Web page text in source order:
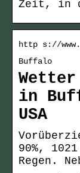
Zeit, in
http s://
Buffalo
in
USA
90%,
Regen.